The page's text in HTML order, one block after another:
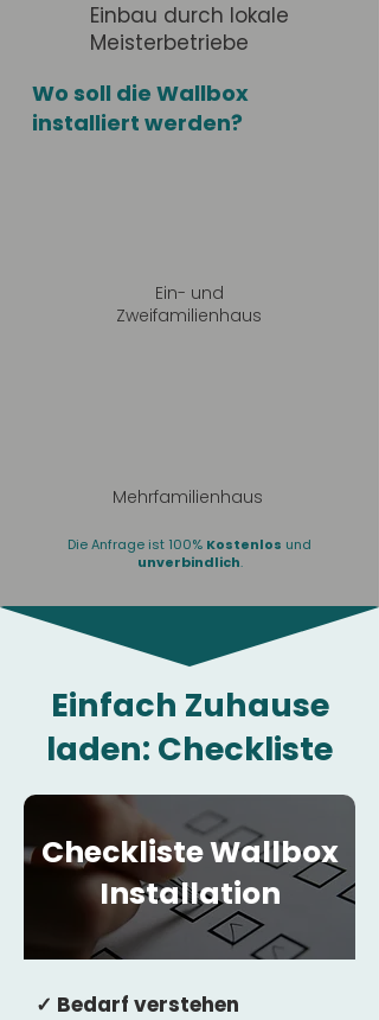
Einbau durch lokale
Meisterbetriebe
Wo soll die Wallbox
installiert werden?
Ein- und
Zweifamilienhaus
Mehrfamilienhaus
Die Anfrage ist 100% Kostenlos und
unverbindlich.
Einfach Zuhause
laden: Checkliste
Checkliste Wallbox
Installation
✓ Bedarf verstehen